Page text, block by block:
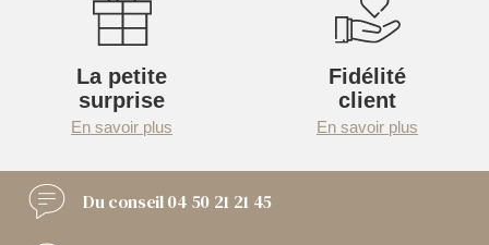
La petite
surprise
En savoir plus
Fidélité
client
En savoir plus
Du conseil04 50 21 21 45